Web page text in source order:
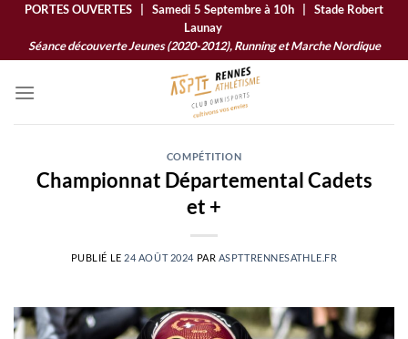
Passer
contenu
PORTES OUVERTES | Samedi 5 Septembre à 10h | Stade Robert
Launay
Séance découverte Jeunes (2020-2012), Running et Marche Nordique
COMPÉTITION
Championnat Départemental Cadets
et +
PUBLIÉ LE 24 AOÛT 2024 PAR ASPTTRENNESATHLE.FR